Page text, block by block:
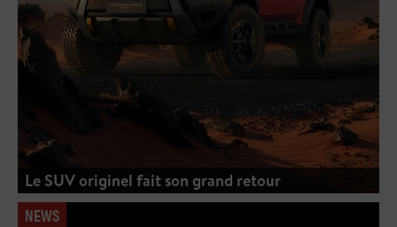
Le SUV originel fait son grand retour
NEWS